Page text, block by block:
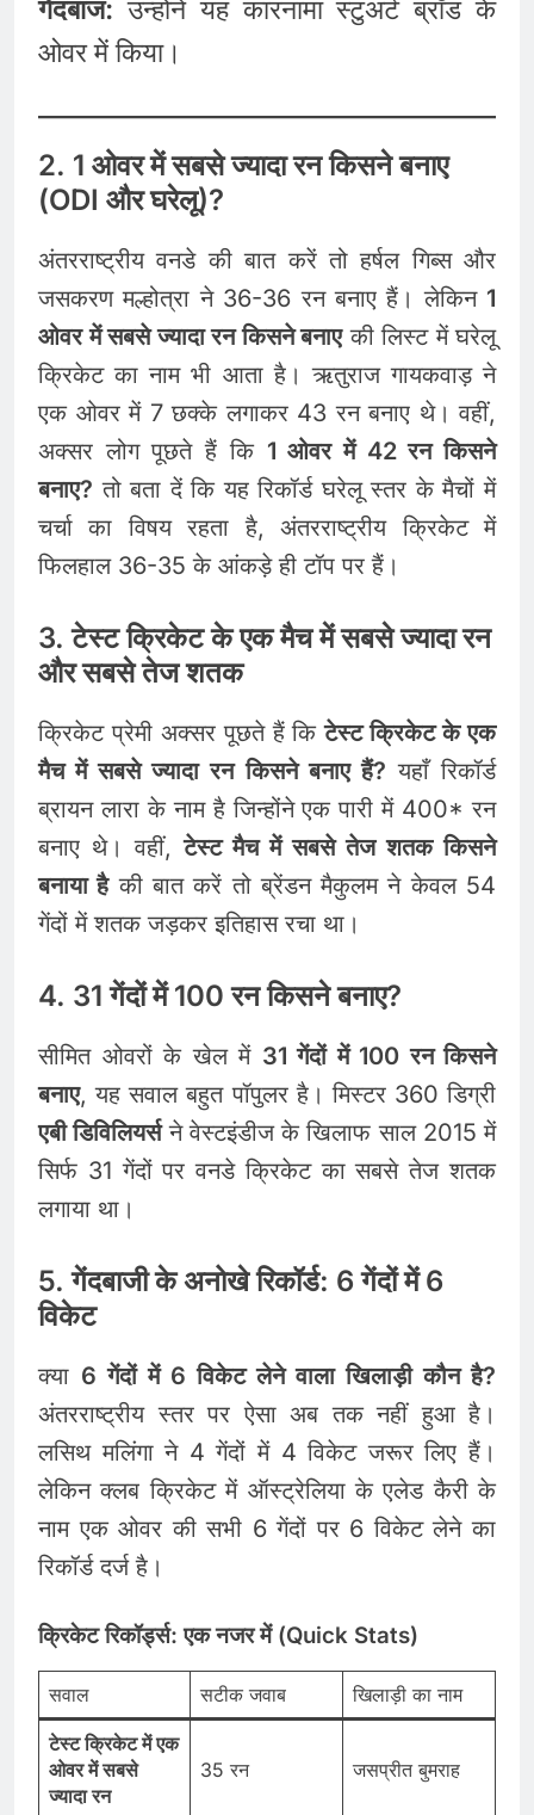
गेंदबाज: उन्होंने यह कारनामा स्टुअर्ट ब्रॉड के
ओवर में किया।
2. 1 ओवर में सबसे ज्यादा रन किसने बनाए
(ODI और घरेलू)?
अंतरराष्ट्रीय वनडे की बात करें तो हर्षल गिब्स और
जसकरण मल्होत्रा ने 36-36 रन बनाए हैं। लेकिन 1
ओवर में सबसे ज्यादा रन किसने बनाएकी लिस्ट में घरेलू
क्रिकेट का नाम भी आता है। ऋतुराज गायकवाड़ ने
एक ओवर में 7 छक्के लगाकर 43 रन बनाए थे। वहीं,
अक्सर लोग पूछते हैं कि 1 ओवर में 42 रन किसने
बनाए? तो बता दें कि यह रिकॉर्ड घरेलू स्तर के मैचों में
चर्चा का विषय रहता है, अंतरराष्ट्रीय क्रिकेट में
फिलहाल 36-35 के आंकड़े ही टॉप पर हैं।
3. टेस्ट क्रिकेट के एक मैच में सबसे ज्यादा रन
और सबसे तेज शतक
क्रिकेट प्रेमी अक्सर पूछते हैं किटेस्ट क्रिकेट के एक
मैच में सबसे ज्यादा रन किसने बनाए हैं? यहाँ रिकॉर्ड
ब्रायन लारा के नाम है जिन्होंने एक पारी में 400* रन
बनाए थे। वहीं,टेस्ट मैच में सबसे तेज शतक किसने
बनाया हैकी बात करें तो ब्रेंडन मैकुलम ने केवल 54
गेंदों में शतक जड़कर इतिहास रचा था।
4. 31 गेंदों में 100 रन किसने बनाए?
सीमित ओवरों के खेल में 31 गेंदों में 100 रन किसने
बनाए, यह सवाल बहुत पॉपुलर है। मिस्टर 360 डिग्री
एबी डिविलियर्सने वेस्टइंडीज के खिलाफ साल 2015 में
सिर्फ 31 गेंदों पर वनडे क्रिकेट का सबसे तेज शतक
लगाया था।
5. गेंदबाजी के अनोखे रिकॉर्ड: 6 गेंदों में 6
विकेट
क्या 6 गेंदों में 6 विकेट लेने वाला खिलाड़ी कौन है?
अंतरराष्ट्रीय स्तर पर ऐसा अब तक नहीं हुआ है।
लसिथ मलिंगा ने 4 गेंदों में 4 विकेट जरूर लिए हैं।
लेकिन क्लब क्रिकेट में ऑस्ट्रेलिया के एलेड कैरी के
नाम एक ओवर की सभी 6 गेंदों पर 6 विकेट लेने का
रिकॉर्ड दर्ज है।
क्रिकेट रिकॉर्ड्स: एक नजर में (Quick Stats)
सवाल सटीक जवाब खिलाड़ी का नाम
टेस्ट क्रिकेट में एक
ओवर में सबसे
ज्यादा रन
35 रन जसप्रीत बुमराह